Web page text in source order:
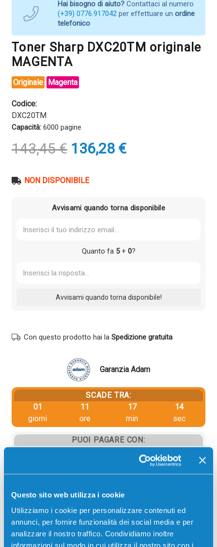
Questo sito web utilizza i cookie
Utilizziamo i cookie per personalizzare contenuti ed
annunci, per fornire funzionalità dei social media e per
analizzare il nostro traffico. Condividiamo inoltre
informazioni sul modo in cui utilizza il nostro sito con i
Hai bisogno di aiuto? Contattaci al numero
(+39) 0776.917042 per effettuare un ordine
telefonico
Toner Sharp DXC20TM originale
MAGENTA
Originale Magenta
Codice:
DXC20TM
Capacità: 6000 pagine
143,45€ Il
prezzo
era:
136,28 €Il
prezzo
NON DISPONIBILE
Avvisami quando torna disponibile
Quanto fa 5+ 0?
Con questo prodotto hai la Spedizione gratuita
Garanzia Adam
SCADE TRA:
01
giorni
11
ore
17
min
13
sec
PUOI PAGARE CON: